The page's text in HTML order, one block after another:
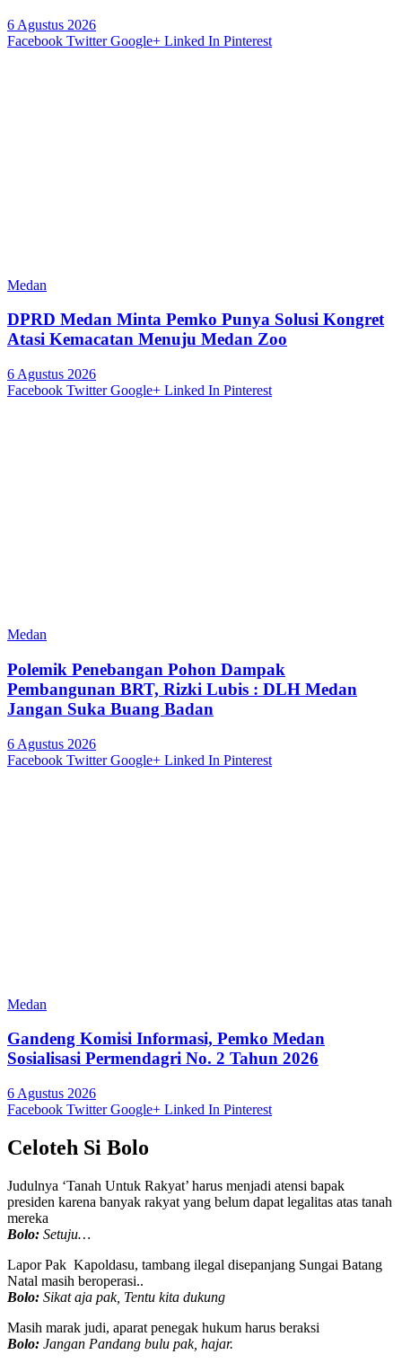
6 Agustus 2026
Facebook Twitter Google+ Linked In Pinterest
Medan
DPRD Medan Minta Pemko Punya Solusi Kongret
Atasi Kemacatan Menuju Medan Zoo
6 Agustus 2026
Facebook Twitter Google+ Linked In Pinterest
Medan
Polemik Penebangan Pohon Dampak
Pembangunan BRT, Rizki Lubis : DLH Medan
Jangan Suka Buang Badan
6 Agustus 2026
Facebook Twitter Google+ Linked In Pinterest
Medan
Gandeng Komisi Informasi, Pemko Medan
Sosialisasi Permendagri No. 2 Tahun 2026
6 Agustus 2026
Facebook Twitter Google+ Linked In Pinterest
Celoteh Si Bolo
Judulnya ‘Tanah Untuk Rakyat’ harus menjadi atensi bapak
presiden karena banyak rakyat yang belum dapat legalitas atas tanah
mereka
Bolo: Setuju…
Lapor Pak Kapoldasu, tambang ilegal disepanjang Sungai Batang
Natal masih beroperasi..
Bolo: Sikat aja pak, Tentu kita dukung
Masih marak judi, aparat penegak hukum harus beraksi
Bolo: Jangan Pandang bulu pak, hajar.